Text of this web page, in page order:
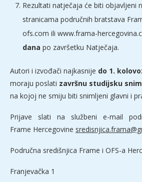
Rezultati natječaja će biti objavljeni
stranicama područnih bratstava
ofs.com ili www.frama-
dana po završetku Natječaja.
Autori i izvođači najkasnije do 1.
moraju poslati završnu studijsku
na kojoj ne smiju biti snimljeni glavni i
Prijave slati na službeni e-mail
Frame Hercegovine
Područna središnjica Frame i OFS-a
Franjevačka 1